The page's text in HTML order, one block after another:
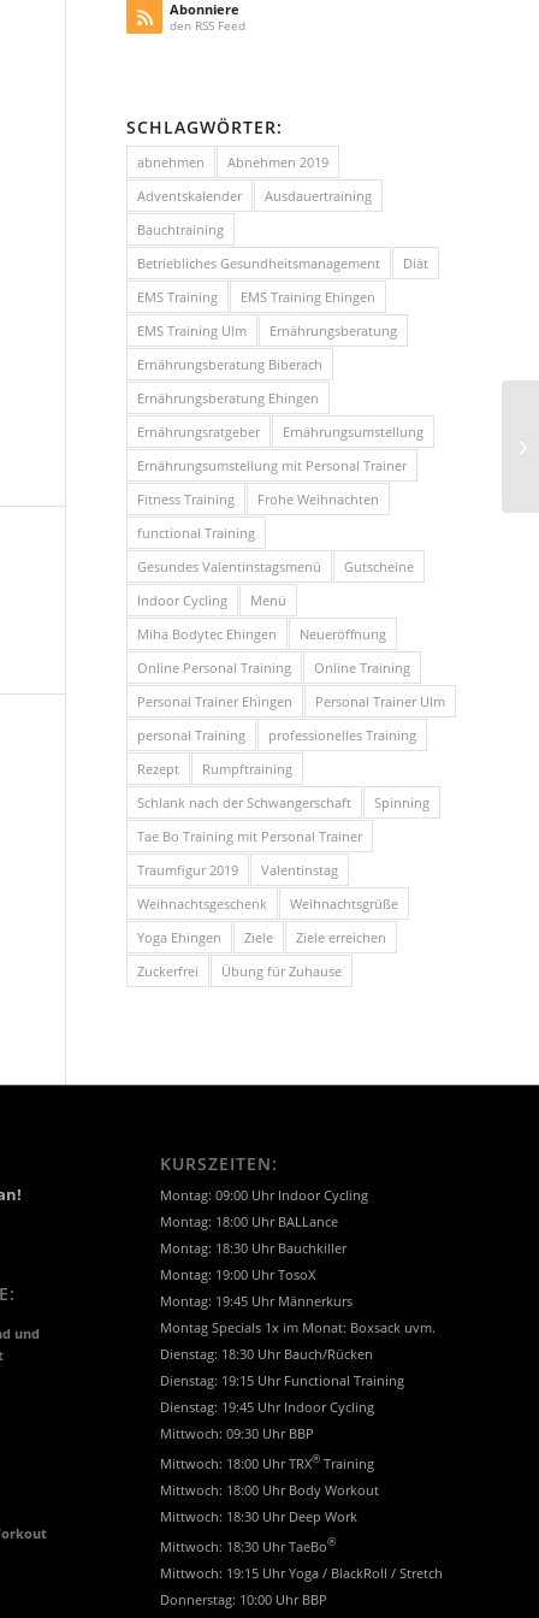
Abonniere
den RSS Feed
SCHLAGWÖRTER:
abnehmen
Abnehmen 2019
Adventskalender
Ausdauertraining
Bauchtraining
Betriebliches Gesundheitsmanagement
Diät
EMS Training
EMS Training Ehingen
EMS Training Ulm
Ernährungsberatung
Ernährungsberatung Biberach
Ernährungsberatung Ehingen
Ernährungsratgeber
Ernährungsumstellung
Ernährungsumstellung mit Personal Trainer
Fitness Training
Frohe Weihnachten
functional Training
Gesundes Valentinstagsmenü
Gutscheine
Indoor Cycling
Menü
Miha Bodytec Ehingen
Neueröffnung
Online Personal Training
Online Training
Personal Trainer Ehingen
Personal Trainer Ulm
personal Training
professionelles Training
Rezept
Rumpftraining
Schlank nach der Schwangerschaft
Spinning
Tae Bo Training mit Personal Trainer
Traumfigur 2019
Valentinstag
Weihnachtsgeschenk
Weihnachtsgrüße
Yoga Ehingen
Ziele
Ziele erreichen
Zuckerfrei
Übung für Zuhause
und
KURSZEITEN:
Montag: 09:00 Uhr Indoor Cycling
Montag: 18:00 Uhr BALLance
Montag: 18:30 Uhr Bauchkiller
Montag: 19:00 Uhr TosoX
Montag: 19:45 Uhr Männerkurs
Montag Specials 1x im Monat: Boxsack uvm.
Dienstag: 18:30 Uhr Bauch/Rücken
Dienstag: 19:15 Uhr Functional Training
Dienstag: 19:45 Uhr Indoor Cycling
Mittwoch: 09:30 Uhr BBP
Mittwoch: 18:00 Uhr TRX®Training
Mittwoch: 18:00 Uhr Body Workout
Mittwoch: 18:30 Uhr Deep Work
Mittwoch: 18:30 Uhr TaeBo®
Mittwoch: 19:15 Uhr Yoga / BlackRoll / Stretch
Donnerstag: 10:00 Uhr BBP